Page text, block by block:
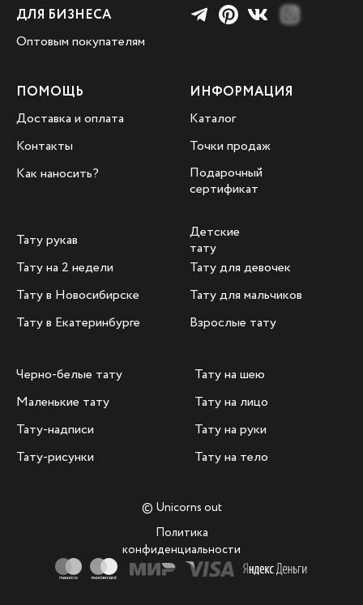
ДЛЯ БИЗНЕСА
ИНФОРМАЦИЯ
ПОМОЩЬ
Точки продаж
Каталог
Доставка и оплата
Контакты
Как наносить?
Подарочный
сертификат
Оптовым покупателям
© Unicorns out
Политика
конфиденциальности
Тату на 2 недели
Тату в Новосибирске
Тату в Екатеринбурге
Детские
тату
Тату для девочек
Тату для мальчиков
Взрослые тату
Черно-белые тату
Маленькие тату
Тату-надписи
Тату-рисунки
Тату на лицо
Тату на шею
Тату на руки
Тату на тело
Тату рукав